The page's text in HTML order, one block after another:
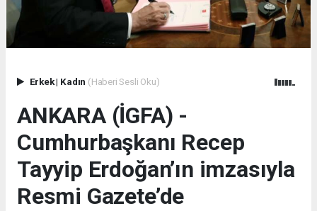
Erkek| Kadın (Haberi Sesli Oku)
ANKARA (İGFA) -
Cumhurbaşkanı Recep
Tayyip Erdoğan’ın imzasıyla
Resmi Gazete’de